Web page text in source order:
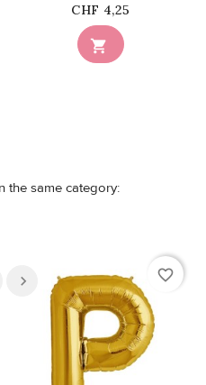

Price
CHF 4,25
the same category:
favorite_border